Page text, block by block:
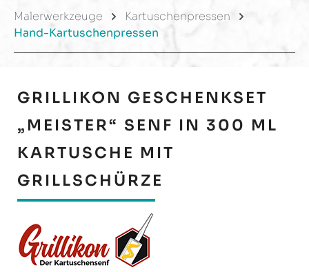
Malerwerkzeuge
Kartuschenpressen
Hand-Kartuschenpressen
GRILLIKON GESCHENKSET
„MEISTER“ SENF IN 300 ML
KARTUSCHE MIT
GRILLSCHÜRZE